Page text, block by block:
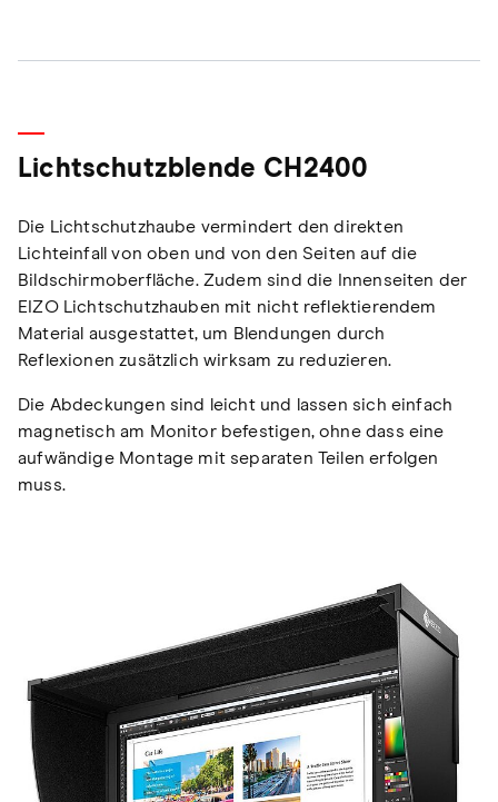
Lichtschutzblende CH2400
Die Lichtschutzhaube vermindert den direkten
Lichteinfall von oben und von den Seiten auf die
Bildschirmoberfläche. Zudem sind die Innenseiten der
EIZO Lichtschutzhauben mit nicht reflektierendem
Material ausgestattet, um Blendungen durch
Reflexionen zusätzlich wirksam zu reduzieren.
Die Abdeckungen sind leicht und lassen sich einfach
magnetisch am Monitor befestigen, ohne dass eine
aufwändige Montage mit separaten Teilen erfolgen
muss.